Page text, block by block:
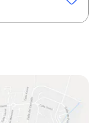
audioguide